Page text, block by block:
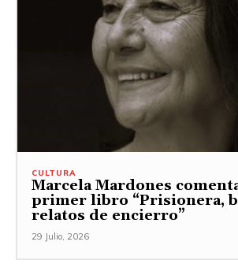
CULTURA
Marcela Mardones
primer libro “Prisionera,
relatos de encierro”
29 Julio, 2026